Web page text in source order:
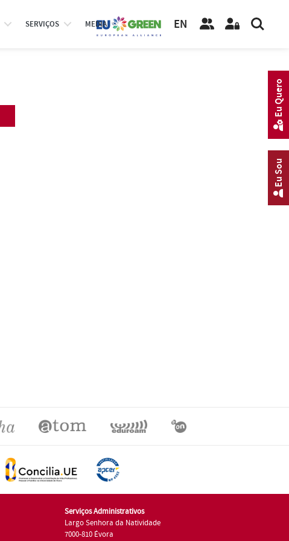
SERVIÇOS MEDIA EN
Serviços Administrativos
Largo Senhora da Natividade
7000-810 Évora
Eu Sou
Eu Quero